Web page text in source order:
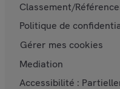
Classement/
Politique de
Gérer mes cookies
Mediation
Accessibilité :